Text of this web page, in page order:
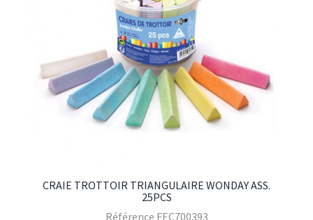
CRAIE TROTTOIR TRIANGULAIRE WONDAY ASS.
25PCS
Référence FEC700393